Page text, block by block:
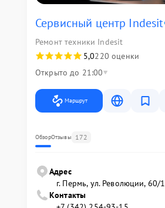
Сервисный центр Indesit
Ремонт техники Indesit
5,0220 оценки
Открыто до 21:00
Маршрут
ОбзорОтзывы 172
Адрес
г. Пермь, ул. ​Революции, 60/1
Контакты